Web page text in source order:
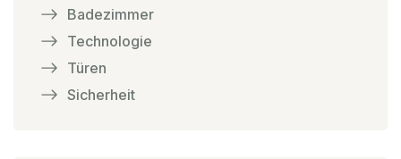
Badezimmer
Technologie
Türen
Sicherheit